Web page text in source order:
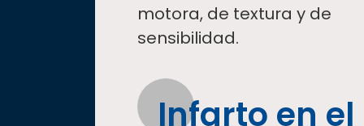
motora, de textura y de
sensibilidad.
Infarto en el